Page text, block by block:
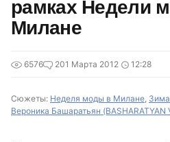
рамках Недели
Милане
6576 201 Марта 2012 12:28
Сюжеты: Неделя моды в Милане,
Вероника Башаратьян (BASHARATYAN